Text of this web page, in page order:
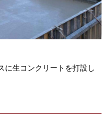
に生コンクリートを打設し